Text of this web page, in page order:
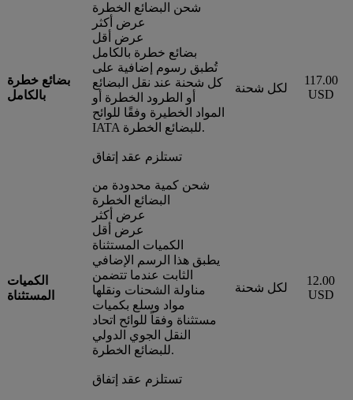
بضائع خطرة
بالكامل
شحن البضائع الخطرة
عرض أكثر
عرض أقل
بضائع خطرة بالكامل
تُطبق رسوم إضافية على
كل شحنة عند نقل البضائع
أو الطرود الخطرة أو
المواد الخطيرة وفقًا للوائح
IATA للبضائع الخطرة.
تستلزم عقد إتفاق
لكل شحنة
117.00
USD
الكميات
المستثناة
شحن كمية محدودة من
البضائع الخطرة
عرض أكثر
عرض أقل
الكميات المستثناة
يطبق هذا الرسم الإضافي
الثابت عندما تتضمن
مناولة الشحنات ونقلها
مواد وسلع بكميات
مستثناة وفقاً للوائح اتحاد
النقل الجوي الدولي
للبضائع الخطرة.
تستلزم عقد إتفاق
لكل شحنة
12.00
USD